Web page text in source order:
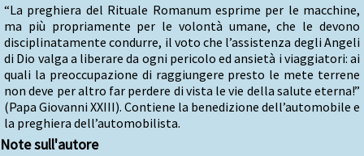
“La preghiera del Rituale Romanum esprime per le macchine,
ma più propriamente per le volontà umane, che le devono
disciplinatamente condurre, il voto che l’assistenza degli Angeli
di Dio valga a liberare da ogni pericolo ed ansietà i viaggiatori: ai
quali la preoccupazione di raggiungere presto le mete terrene
non deve per altro far perdere di vista le vie della salute eterna!”
(Papa Giovanni XXIII). Contiene la benedizione dell’automobile e
la preghiera dell’automobilista.
Note sull'autore